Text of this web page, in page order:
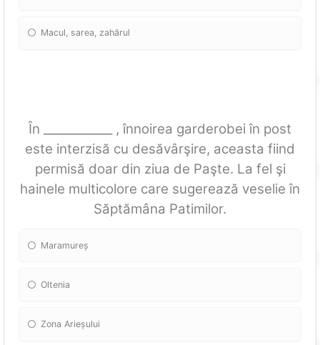
Macul, sarea, zahărul
În ____________ , înnoirea garderobei în post
este interzisă cu desăvârşire, aceasta fiind
permisă doar din ziua de Paşte. La fel şi
hainele multicolore care sugerează veselie în
Săptămâna Patimilor.
Maramureș
Oltenia
Zona Arieșului